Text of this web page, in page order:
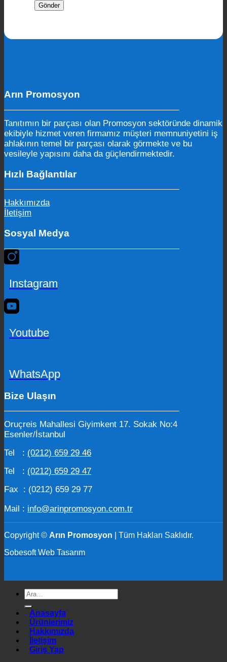
Arın Promosyon
Tanıtımın bir parçası olan Promosyon sektöründe dinamik
ekibiyle hizmet veren firmamız müşteri memnuniyetini iş
ahlakının temel bir parçası olarak görmekte ve bu
vesileyle yapısını daha da güçlendirmektedir.
Hızlı Bağlantılar
Hakkımızda
İletişim
Sosyal Medya
Instagram
Youtube
WhatsApp
Bize Ulaşın
Oruçreis Mahallesi Giyimkent 17. Sokak No:4
Esenler/İstanbul
Tel : (0212) 659 29 46
Tel : (0212) 659 29 47
Fax : (0212) 659 29 77
Mail : info@arinpromosyon.com.tr
Copyright © Arın Promosyon
| Tüm Hakları Saklıdır.
Sobesoft Web Tasarım
Ara:
Anasayfa
Ürünlerimiz
Hakkımızda
İletişim
Giriş Yap